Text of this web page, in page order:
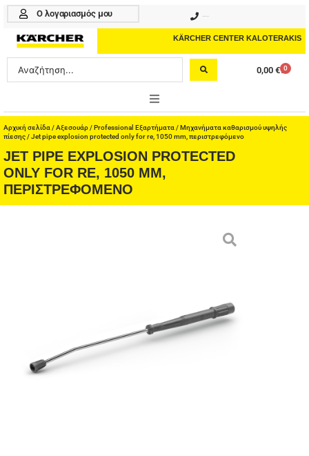
Μετάβαση
περιεχόμενο
Ο λογαριασμός μου
KÄRCHER CENTER KALOTERAKIS
Search
...
0,00 € 0
Cart
ONLINE SHOP
HOME & GARDEN
PROFESSIONAL
Αρχική σελίδα /Αξεσουάρ/Professional Εξαρτήματα /Μηχανήματα καθαρισμού υψηλής
πίεσης/ Jet pipe explosion protected only for re, 1050 mm, περιστρεφόμενο
JET PIPE EXPLOSION PROTECTED
ONLY FOR RE, 1050 MM,
ΠΕΡΙΣΤΡΕΦΌΜΕΝΟ